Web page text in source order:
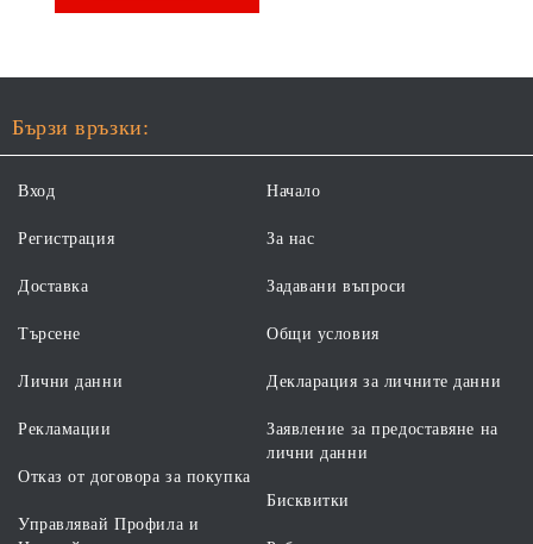
Бързи връзки:
Вход
Регистрация
Доставка
Търсене
Начало
За нас
Задавани въпроси
Общи условия
Лични данни
Рекламации
Отказ от договора за покупка
Управлявай Профила и
Декларация за личните данни
Заявление за предоставяне на
лични данни
Бисквитки